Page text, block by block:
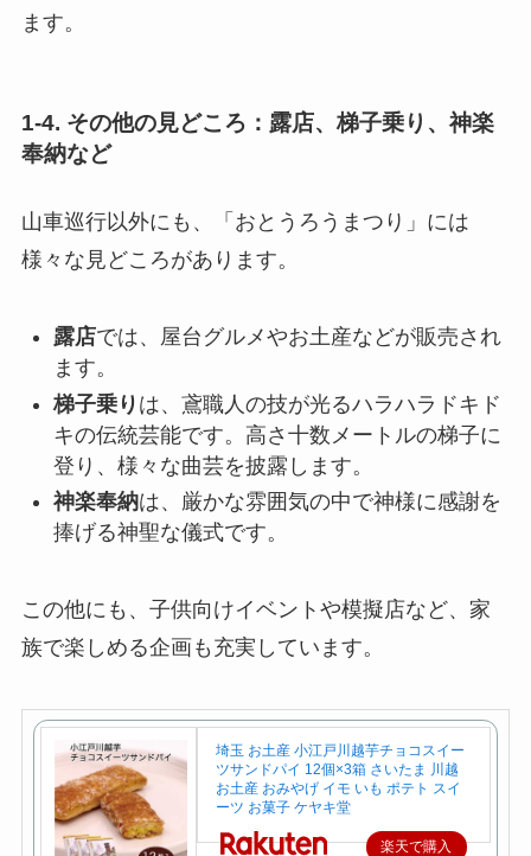
ます。
1-4. その他の見どころ：露店、梯子乗り、神楽
奉納など
山車巡行以外にも、「おとうろうまつり」には
様々な見どころがあります。
露店では、屋台グルメやお土産などが販売され
ます。
梯子乗り は、鳶職人の技が光るハラハラドキド
キの伝統芸能です。高さ十数メートルの梯子に
登り、様々な曲芸を披露します。
神楽奉納は、厳かな雰囲気の中で神様に感謝を
捧げる神聖な儀式です。
この他にも、子供向けイベントや模擬店など、家
族で楽しめる企画も充実しています。
埼玉 お土産 小江戸川越芋チョコスイー
ツサンドパイ 12個×3箱 さいたま 川越
お土産 おみやげ イモ いも ポテト スイ
ーツ お菓子 ケヤキ堂
楽天で購入